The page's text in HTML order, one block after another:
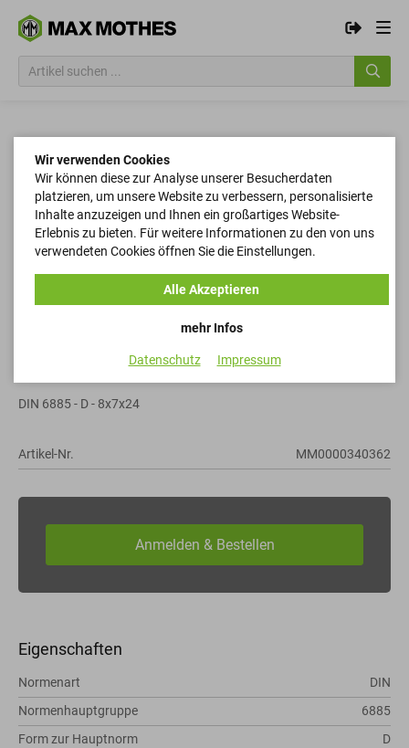
Passfedern
DIN 6885 - D - 8x7x24
Artikel-Nr. MM0000340362
Eigenschaften
Normenart
DIN
Normenhauptgruppe
6885
Form zur Hauptnorm
D
Wir verwenden Cookies
Wir können diese zur Analyse unserer Besucherdaten
platzieren, um unsere Website zu verbessern, personalisierte
Inhalte anzuzeigen und Ihnen ein großartiges Website-
Erlebnis zu bieten. Für weitere Informationen zu den von uns
verwendeten Cookies öffnen Sie die Einstellungen.
mehr Infos
Alle Akzeptieren
Datenschutz Impressum